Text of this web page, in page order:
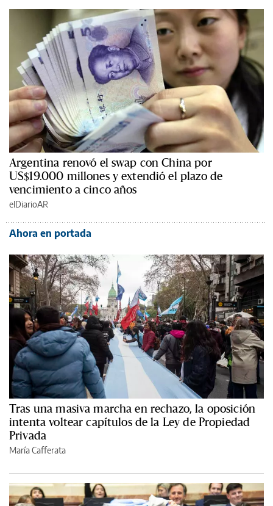
Argentina renovó el swap con China por
US$19.000 millones y extendió el plazo de
vencimiento a cinco años
elDiarioAR
Ahora en portada
Tras una masiva marcha en rechazo, la oposición
intenta voltear capítulos de la Ley de Propiedad
Privada
María Cafferata